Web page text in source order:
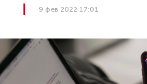
9 фев 2022 17:01